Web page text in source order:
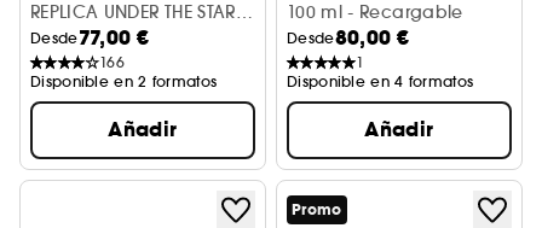
REPLICA UNDER THE STARS
EDT V30ML
Desde77,00 €
166
Disponible en 2 formatos
Añadir
100 ml - Recargable
Desde80,00 €
1
Disponible en 4 formatos
Añadir
Promo